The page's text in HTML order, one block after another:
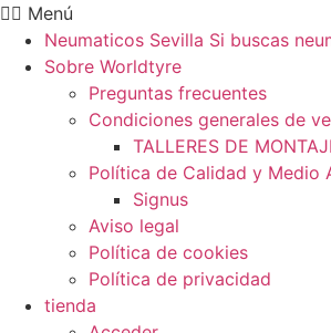
Ir
contenido
Menú
Neumaticos Sevilla Si buscas
Sobre Worldtyre
Preguntas frecuentes
Condiciones generales de
TALLERES DE
Política de Calidad y Medio
Signus
Aviso legal
Política de cookies
Política de privacidad
tienda